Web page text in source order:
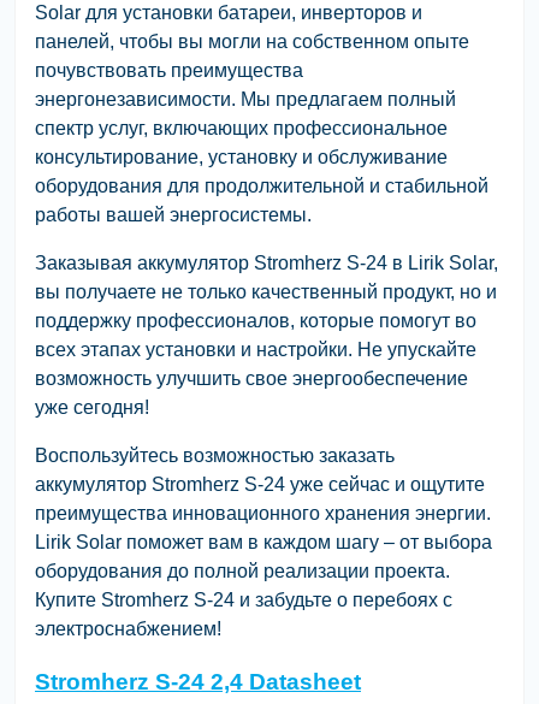
Solar для установки батареи, инверторов и
панелей, чтобы вы могли на собственном опыте
почувствовать преимущества
энергонезависимости. Мы предлагаем полный
спектр услуг, включающих профессиональное
консультирование, установку и обслуживание
оборудования для продолжительной и стабильной
работы вашей энергосистемы.
Заказывая аккумулятор Stromherz S-24 в Lirik Solar,
вы получаете не только качественный продукт, но и
поддержку профессионалов, которые помогут во
всех этапах установки и настройки. Не упускайте
возможность улучшить свое энергообеспечение
уже сегодня!
Воспользуйтесь возможностью заказать
аккумулятор Stromherz S-24 уже сейчас и ощутите
преимущества инновационного хранения энергии.
Lirik Solar поможет вам в каждом шагу – от выбора
оборудования до полной реализации проекта.
Купите Stromherz S-24 и забудьте о перебоях с
электроснабжением!
Stromherz S-24 2,4 Datasheet